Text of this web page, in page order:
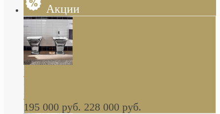
Акции
Butterfly Scarabeo КОМПЛЕКТ санфаянса
глянцевая платина В НАЛИЧИИ
195 000 руб. 228 000 руб.